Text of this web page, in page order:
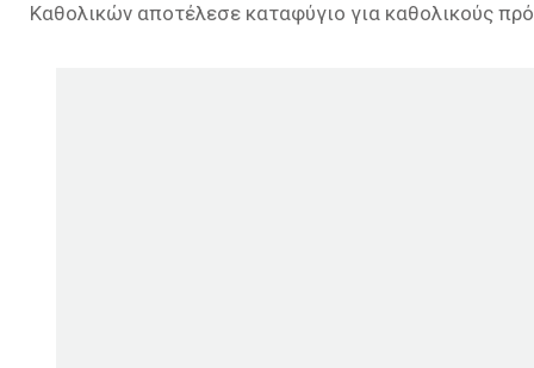
Καθολικών αποτέλεσε καταφύγιο για καθολικούς